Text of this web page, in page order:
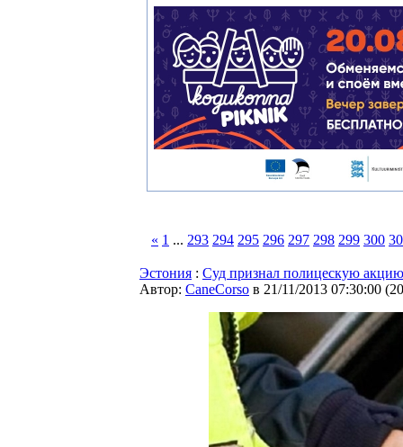
« 1 ... 293 294 295 296 297 298 299 300
Эстония : Суд признал полицескую
Автор: CaneCorso в 21/11/2013 07:30:00 (